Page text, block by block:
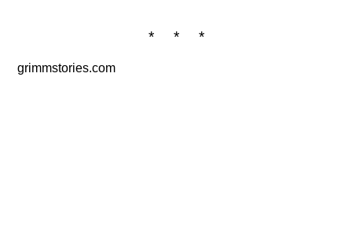
* * *
grimmstories.com